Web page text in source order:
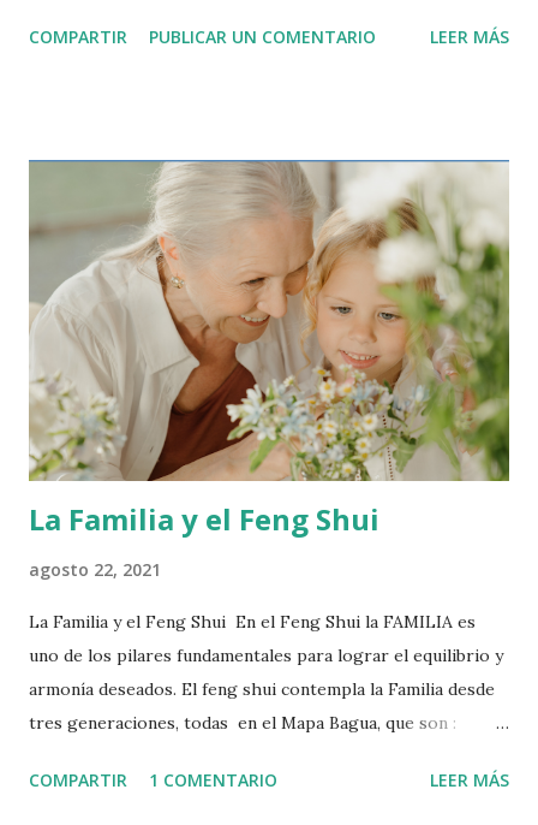
espacio que sea cómodo y elegante. En el hogar se debe
referencia a la limpieza del hogar debemos tomar
consciencia que mantener un hogar limpio es
tranquilizador y si se tiene orden más beneficioso aún. Por
otra parte si hay niños en el hogar, estos necesitan
contacto con la tierra, las plantas y los animales. Por esta
razón cuidar no caer en exageraciones. La limpieza genera
múltiples beneficios para la salud, entre ellos relajación,
concentración, fortalecimiento del sistema inmune el cu...
COMPARTIR PUBLICAR UN COMENTARIO LEER MÁS
La Familia y el Feng Shui
agosto 22, 2021
La Familia y el Feng Shui En el Feng Shui la FAMILIA es
uno de los pilares fundamentales para lograr el equilibrio y
armonía deseados. El feng shui contempla la Familia desde
tres generaciones, todas en el Mapa Bagua, que son :
ANCESTRO, está ubicado en el sector ESTE y tiene una
COMPARTIR 1 COMENTARIO LEER MÁS